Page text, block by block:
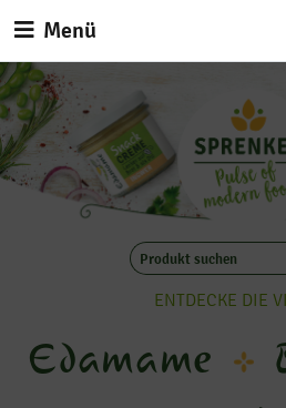
ENTDECKE DIE
Edamame
Menü